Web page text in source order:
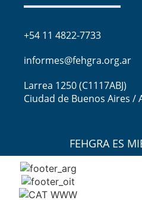
+54 11 4822-7733
informes@fehgra.org.ar
Larrea 1250 (C1117ABJ)
Ciudad de Buenos Aires /
FEHGRA ES